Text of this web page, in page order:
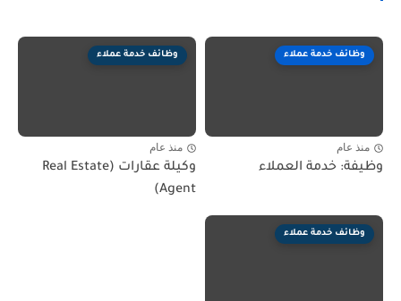
وظائف خدمة عملاء
منذ عام
وظيفة: خدمة العملاء
وظائف خدمة عملاء
منذ عام
وكيلة عقارات (Real Estate
Agent)
وظائف خدمة عملاء